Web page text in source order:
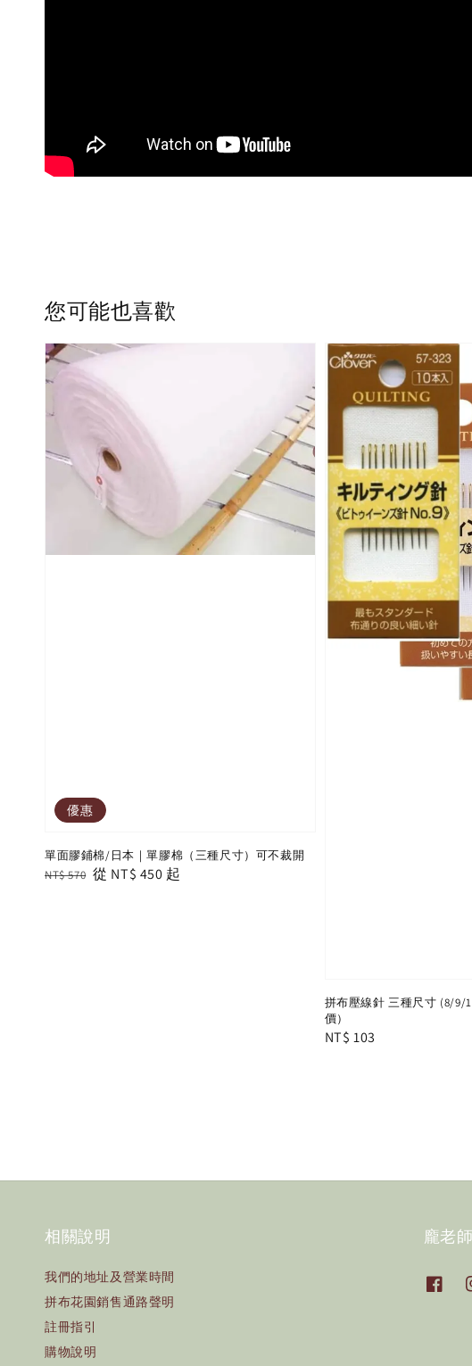
您可能也喜歡
優惠
單面膠鋪棉/日本｜單膠棉（三種尺寸）可不裁開
Regular
NT$ 570 Sale
從 NT$ 450 起
拼布壓線針 三種尺寸 (8/9/
價）
Regular
NT$ 103
相關說明
我們的地址及營業時間
拼布花園銷售通路聲明
註冊指引
購物說明
龐老